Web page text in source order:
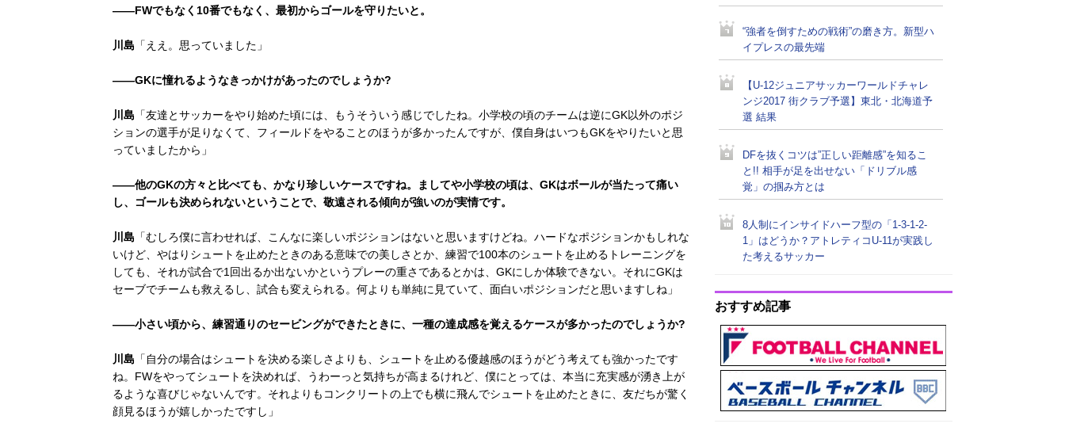
――FWでもなく10番でもなく、最初からゴールを守りたいと。
川島 「ええ。思っていました」
――GKに憧れるようなきっかけがあったのでしょうか?
川島 「友達とサッカーをやり始めた頃には、もうそういう感じでしたね。小学校の頃のチームは逆にGK以外のポジ
ションの選手が足りなくて、フィールドをやることのほうが多かったんですが、僕自身はいつもGKをやりたいと思
っていましたから」
――他のGKの方々と比べても、かなり珍しいケースですね。ましてや小学校の頃は、GKはボールが当たって痛い
し、ゴールも決められないということで、敬遠される傾向が強いのが実情です。
川島 「むしろ僕に言わせれば、こんなに楽しいポジションはないと思いますけどね。ハードなポジションかもしれな
いけど、やはりシュートを止めたときのある意味での美しさとか、練習で100本のシュートを止めるトレーニングを
しても、それが試合で1回出るか出ないかというプレーの重さであるとかは、GKにしか体験できない。それにGKは
セーブでチームも救えるし、試合も変えられる。何よりも単純に見ていて、面白いポジションだと思いますしね」
――小さい頃から、練習通りのセービングができたときに、一種の達成感を覚えるケースが多かったのでしょうか?
川島 「自分の場合はシュートを決める楽しさよりも、シュートを止める優越感のほうがどう考えても強かったです
ね。FWをやってシュートを決めれば、うわーっと気持ちが高まるけれど、僕にとっては、本当に充実感が湧き上が
るような喜びじゃないんです。それよりもコンクリートの上でも横に飛んでシュートを止めたときに、友だちが驚く
顔見るほうが嬉しかったですし」
“強者を倒すための戦術”の磨き方。新型ハ
イプレスの最先端
【U-12ジュニアサッカーワールドチャレ
ンジ2017 街クラブ予選】東北・北海道予
選 結果
DFを抜くコツは”正しい距離感”を知るこ
と!! 相手が足を出せない「ドリブル感
覚」の掴み方とは
8人制にインサイドハーフ型の「1-3-1-2-
1」はどうか？アトレティコU-11が実践し
た考えるサッカー
おすすめ記事